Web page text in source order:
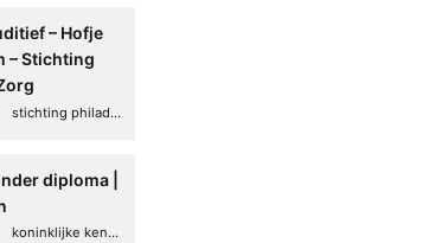
– Hofje
– Stichting
stichting philadelphia zorg, den haag
diploma |
koninklijke kentalis, scheveningen